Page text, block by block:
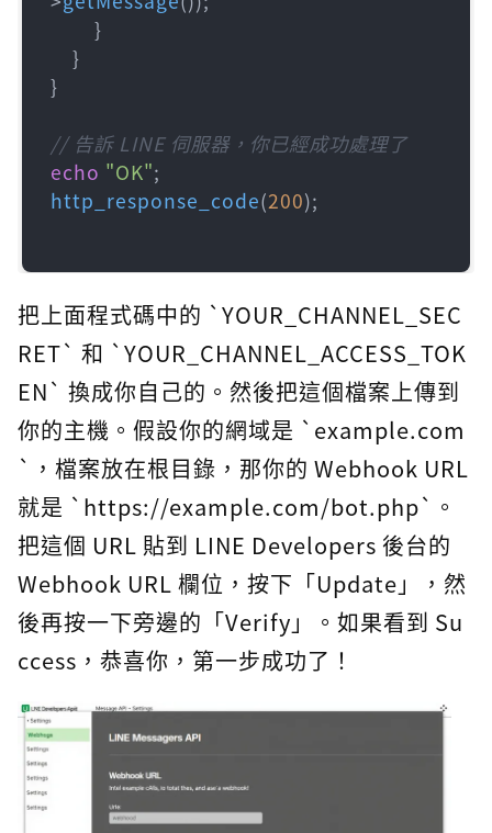
        }
    }
}
// 告訴 LINE 伺服器，你已經成功處理了
echo "OK"
http_response_code(200);
把上面程式碼中的 `YOUR_CHANNEL_SEC
RET` 和 `YOUR_CHANNEL_ACCESS_TOK
EN` 換成你自己的。然後把這個檔案上傳到
你的主機。假設你的網域是 `example.com
`，檔案放在根目錄，那你的 Webhook URL
就是 `https://example.com/bot.php`。
把這個 URL 貼到 LINE Developers 後台的
Webhook URL 欄位，按下「Update」，然
後再按一下旁邊的「Verify」。如果看到 Su
ccess，恭喜你，第一步成功了！